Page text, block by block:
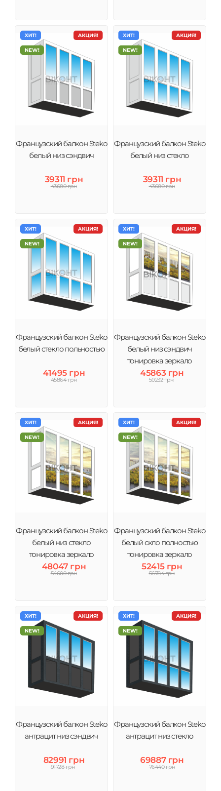
АКЦИЯ!
ХИТ!
NEW!
Французский балкон Steko
белый низ сэндвич
39311 грн
43680 грн
АКЦИЯ!
ХИТ!
NEW!
Французский балкон Steko
белый низ стекло
39311 грн
43680 грн
АКЦИЯ!
ХИТ!
NEW!
Французский балкон Steko
белый стекло польностью
41495 грн
45864 грн
АКЦИЯ!
ХИТ!
NEW!
Французский балкон Steko
белый низ сэндвич
тонировка зеркало
45863 грн
50232 грн
АКЦИЯ!
ХИТ!
NEW!
Французский балкон Steko
белый низ стекло
тонировка зеркало
48047 грн
54600 грн
АКЦИЯ!
ХИТ!
NEW!
Французский балкон Steko
белый скло полностью
тонировка зеркало
52415 грн
56784 грн
АКЦИЯ!
ХИТ!
NEW!
Французский балкон Steko
антрацит низ сэндвич
82991 грн
91728 грн
АКЦИЯ!
ХИТ!
NEW!
Французский балкон Steko
антрацит низ стекло
69887 грн
76440 грн